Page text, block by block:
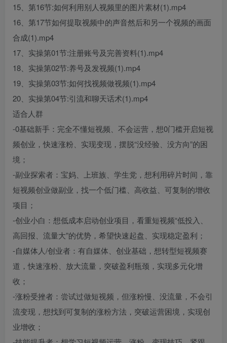
15、第16节:如何利用别人视频里的图片素材(1).mp4
16、第17节如何提取视频中的声音然后和另一个视频的画面
合成(1).mp4
17、实操第01节:注册账号及完善资料(1).mp4
18、实操第02节:养号及发视频(1).mp4
19、实操第03节:如何找视频做视频(1).mp4
20、实操第04节:引流和聊天话术(1).mp4
适合人群
-0基础新手：完全不懂短视频、不会运营，想0门槛开启短视
频创业，快速涨粉、实现变现，摆脱“没经验、没方向”的困
境；
-副业探索者：宝妈、上班族、学生党，想利用碎片时间，靠
短视频创业做副业，找一个低门槛、高收益、可复制的增收
项目；
-创业小白：想低成本启动创业项目，看重短视频“低投入、
高回报、流量大”的优势，希望快速起盘、实现稳定盈利；
-自媒体人/创业者：有自媒体、创业基础，想转型短视频赛
道，快速涨粉、放大流量，突破盈利瓶颈，实现多元化增
收；
-涨粉受挫者：尝试过做短视频，但涨粉慢、没流量，不会引
流变现，想找到可复制的涨粉方法，突破运营困境，实现创
业增收；